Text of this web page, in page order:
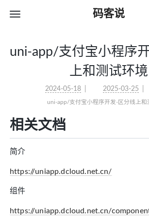
码客说
uni-app/支付宝小程序
上和测试环境
2024-05-18 2025-03-25
uni-app/支付宝小程序开发-区分线上和
相关文档
简介
https://uniapp.dcloud.net.cn/
组件
https://uniapp.dcloud.net.cn/